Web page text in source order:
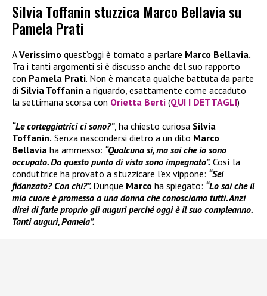
Silvia Toffanin stuzzica Marco Bellavia su
Pamela Prati
AVerissimo quest’oggi è tornato a parlare Marco Bellavia.
Tra i tanti argomenti si è discusso anche del suo rapporto
con Pamela Prati. Non è mancata qualche battuta da parte
di Silvia Toffanin a riguardo, esattamente come accaduto
la settimana scorsa con Orietta Berti (QUI I DETTAGLI)
“Le corteggiatrici ci sono?”, ha chiesto curiosa Silvia
Toffanin. Senza nascondersi dietro a un dito Marco
Bellavia ha ammesso: “Qualcuna si, ma sai che io sono
occupato. Da questo punto di vista sono impegnato”. Così la
conduttrice ha provato a stuzzicare l’ex vippone: “Sei
fidanzato? Con chi?”. Dunque Marco ha spiegato: “Lo sai che il
mio cuore è promesso a una donna che conosciamo tutti. Anzi
direi di farle proprio gli auguri perché oggi è il suo compleanno.
Tanti auguri, Pamela”.